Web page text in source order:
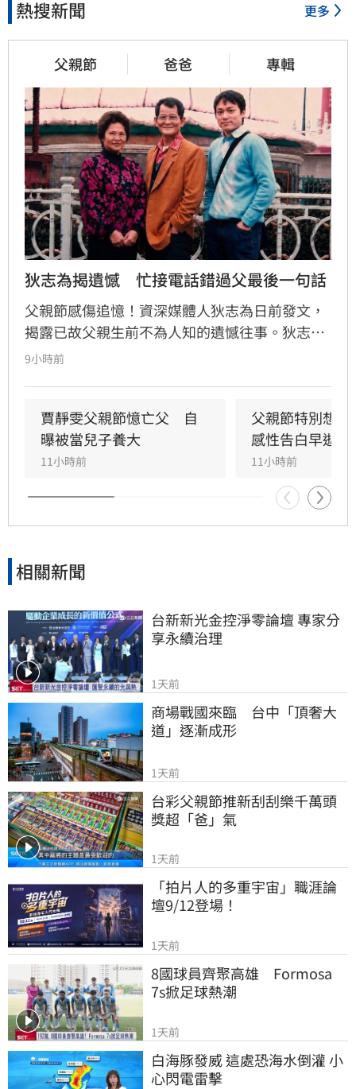
熱搜新聞 更多
父親節 爸爸 專輯
狄志為揭遺憾　忙接電話錯過父最後一句話
父親節感傷追憶！資深媒體人狄志為日前發文，
揭露已故父親生前不為人知的遺憾往事。狄志為
透露，父親一生以海為家，兩人相處時間極少，
在門外落淚。最讓狄志為心碎的是，當年陪病重
父親曬太陽時，自己因忙於接工作電話而忽視了
父親，沒想到那竟是父子最後的相處，父親回房
後便陷入永眠。這段錯過的對話成為他20年來心
中最深的遺憾，他以此感嘆，有些電話晚點接沒
關係，但錯過的親情與話語，可能再也無法挽
9小時前
賈靜雯父親節憶亡父　自
曝被當兒子養大
11小時前
父親節特別想
感性告白早逝父
11小時前
相關新聞
台新新光金控淨零論壇 專家分
享永續治理
1天前
商場戰國來臨　台中「頂奢大
道」逐漸成形
1天前
台彩父親節推新刮刮樂千萬頭
獎超「爸」氣
1天前
「拍片人的多重宇宙」職涯論
壇9/12登場！
1天前
8國球員齊聚高雄　Formosa
7s掀足球熱潮
1天前
白海豚發威 這處恐海水倒灌 小
心閃電雷擊